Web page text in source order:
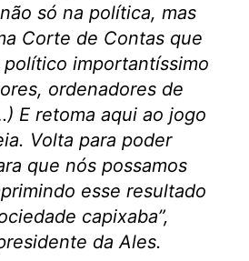
só na política, mas
Corte de Contas que
importantíssimo
ordenadores de
E retoma aqui ao jogo
Volta para poder
que nós possamos
esse resultado
capixaba”,
da Ales.